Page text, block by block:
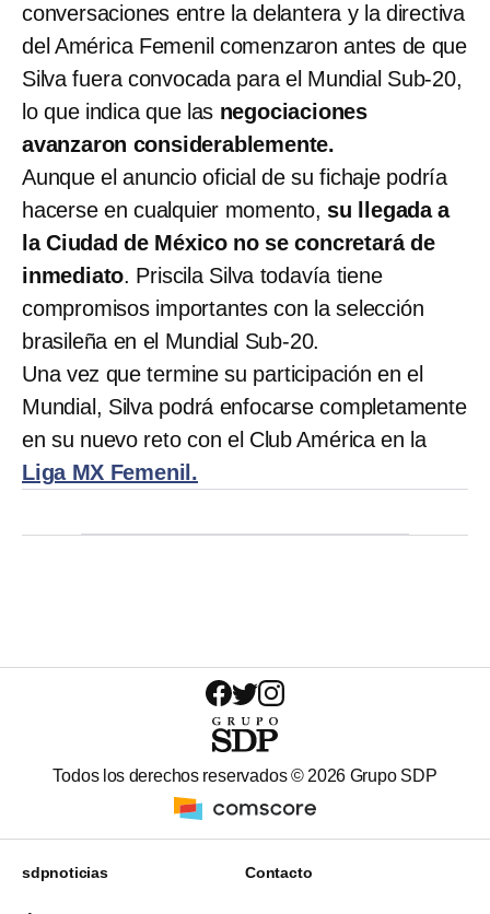
conversaciones entre la delantera y la directiva
del América Femenil comenzaron antes de que
Silva fuera convocada para el Mundial Sub-20,
lo que indica que las negociaciones
avanzaron considerablemente.
Aunque el anuncio oficial de su fichaje podría
hacerse en cualquier momento, su llegada a
la Ciudad de México no se concretará de
inmediato. Priscila Silva todavía tiene
compromisos importantes con la selección
brasileña en el Mundial Sub-20.
Una vez que termine su participación en el
Mundial, Silva podrá enfocarse completamente
en su nuevo reto con el Club América en la
Liga MX Femenil.
Todos los derechos reservados © 2026 Grupo SDP
sdpnoticias Contacto